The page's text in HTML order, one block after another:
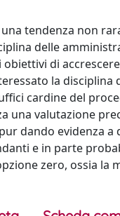
tendenza non
delle
di
la
cardine del
una valutazione
dando evidenza
e in parte
zero, ossia